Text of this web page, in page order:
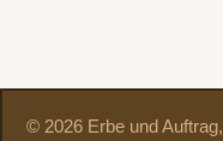
© 2026 Erbe und Auftrag,